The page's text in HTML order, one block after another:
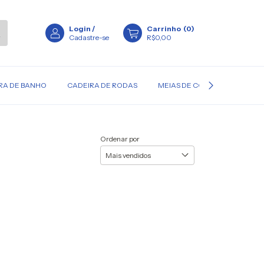
Login /
Cadastre-se
Carrinho (0)
R$0,00
DE BANHO CADEIRA DE RODAS MEIAS DE COMPRESSÃO
Ordenar por